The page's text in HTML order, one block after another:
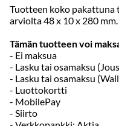
Tuotteen koko pakattuna
arviolta 48 x 10 x 280 mm.
Tämän tuotteen voi
- Ei maksua
- Lasku tai osamaksu
- Lasku tai osamaksu
- Luottokortti
- MobilePay
- Siirto